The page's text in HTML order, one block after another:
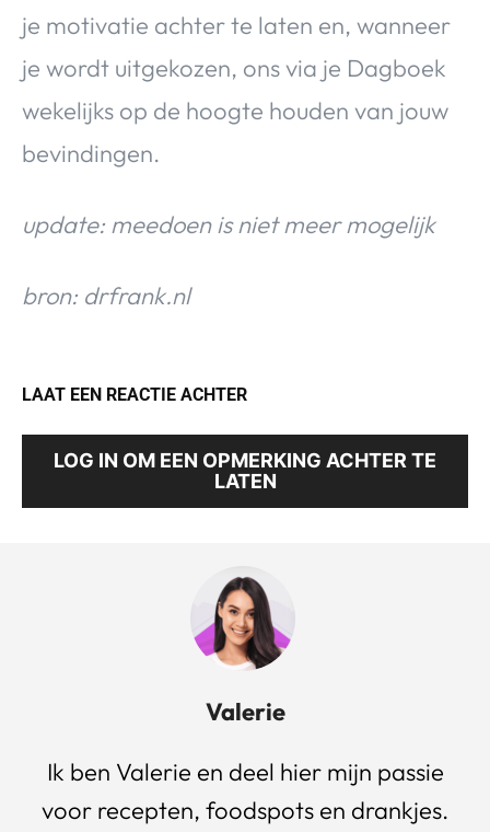
je motivatie achter te laten en, wanneer
je wordt uitgekozen, ons via je Dagboek
wekelijks op de hoogte houden van jouw
bevindingen.
update: meedoen is niet meer mogelijk
bron: drfrank.nl
LAAT EEN REACTIE ACHTER
LOG IN OM EEN OPMERKING ACHTER TE
LATEN
Valerie
Ik ben Valerie en deel hier mijn passie
voor recepten, foodspots en drankjes.